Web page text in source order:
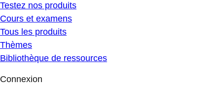
Testez nos produits
Cours et examens
Tous les produits
Thèmes
Bibliothèque de ressources
Connexion